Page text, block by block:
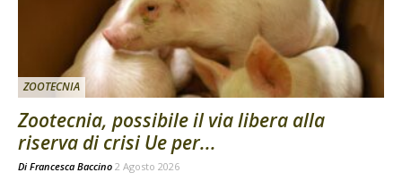
ZOOTECNIA
Zootecnia, possibile il via libera alla
riserva di crisi Ue per...
Di Francesca Baccino 2 Agosto 2026